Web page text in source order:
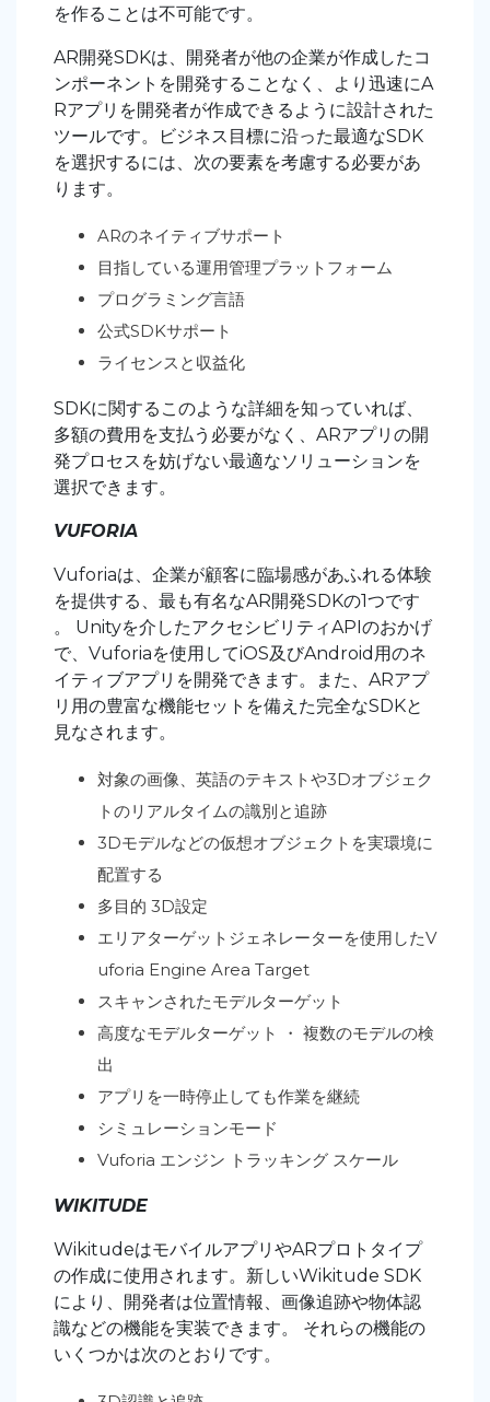
を作ることは不可能です。
AR開発SDKは、開発者が他の企業が作成したコ
ンポーネントを開発することなく、より迅速にA
Rアプリを開発者が作成できるように設計された
ツールです。ビジネス目標に沿った最適なSDK
を選択するには、次の要素を考慮する必要があ
ります。
ARのネイティブサポート
目指している運用管理プラットフォーム
プログラミング言語
公式SDKサポート
ライセンスと収益化
SDKに関するこのような詳細を知っていれば、
多額の費用を支払う必要がなく、ARアプリの開
発プロセスを妨げない最適なソリューションを
選択できます。
VUFORIA
Vuforiaは、企業が顧客に臨場感があふれる体験
を提供する、最も有名なAR開発SDKの1つです
。 Unityを介したアクセシビリティAPIのおかげ
で、Vuforiaを使用してiOS及びAndroid用のネ
イティブアプリを開発できます。また、ARアプ
リ用の豊富な機能セットを備えた完全なSDKと
見なされます。
対象の画像、英語のテキストや3Dオブジェク
トのリアルタイムの識別と追跡
3Dモデルなどの仮想オブジェクトを実環境に
配置する
多目的 3D設定
エリアターゲットジェネレーターを使用したV
uforia Engine Area Target
スキャンされたモデルターゲット
高度なモデルターゲット ・ 複数のモデルの検
出
アプリを一時停止しても作業を継続
シミュレーションモード
Vuforia エンジン トラッキング スケール
WIKITUDE
WikitudeはモバイルアプリやARプロトタイプ
の作成に使用されます。新しいWikitude SDK
により、開発者は位置情報、画像追跡や物体認
識などの機能を実装できます。 それらの機能の
いくつかは次のとおりです。